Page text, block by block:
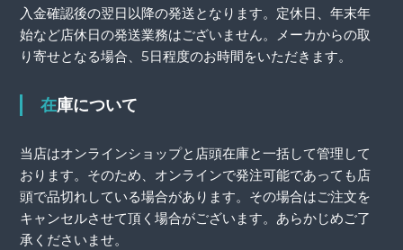
入金確認後の翌日以降の発送となります。定休日、年末年
始など店休日の発送業務はございません。メーカからの取
り寄せとなる場合、5日程度のお時間をいただきます。
在庫について
当店はオンラインショップと店頭在庫と一括して管理して
おります。そのため、オンラインで発注可能であっても店
頭で品切れしている場合があります。その場合はご注文を
キャンセルさせて頂く場合がございます。あらかじめご了
承くださいませ。